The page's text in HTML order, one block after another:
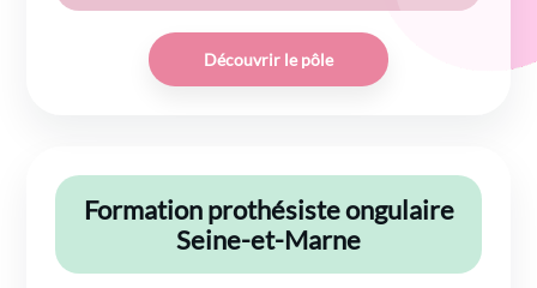
Découvrir le pôle
Formation prothésiste ongulaire
Seine-et-Marne